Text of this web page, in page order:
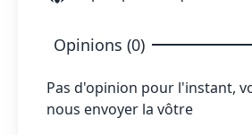
Opinions (0)
Pas d'opinion pour l'instant,
nous envoyer la vôtre